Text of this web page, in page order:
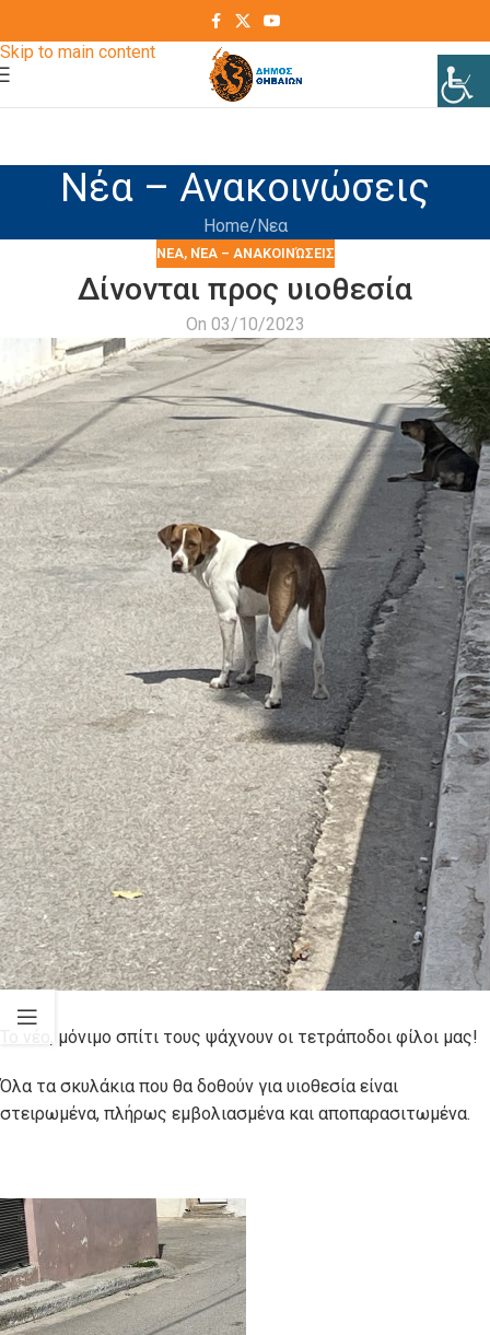
Skip to main content
Νέα – Ανακοινώσεις
Home Νεα
ΝΕΑ, ΝΈΑ – ΑΝΑΚΟΙΝΏΣΕΙΣ
Δίνονται προς υιοθεσία
On 03/10/2023
Το νέο, μόνιμο σπίτι τους ψάχνουν οι τετράποδοι φίλοι μας!
Όλα τα σκυλάκια που θα δοθούν για υιοθεσία είναι
στειρωμένα, πλήρως εμβολιασμένα και αποπαρασιτωμένα.